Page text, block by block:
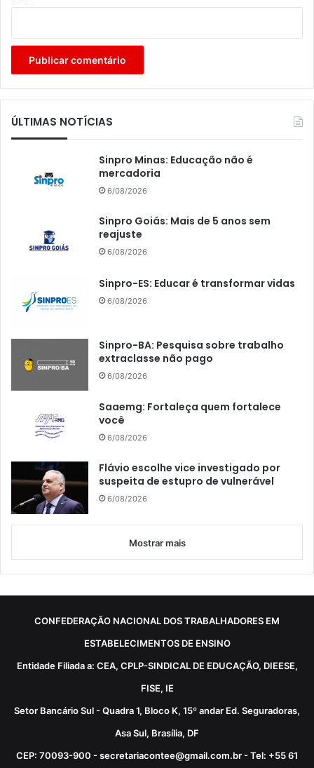
ÚLTIMAS NOTÍCIAS
Sinpro Minas: Educação não é
mercadoria
6/08/2026
Sinpro Goiás: Mais de 5 anos sem
reajuste
6/08/2026
Sinpro-ES: Educar é transformar vidas
6/08/2026
Sinpro-BA: Pesquisa sobre trabalho
extraclasse não pago
6/08/2026
Saaemg: Fortaleça quem fortalece
você
6/08/2026
Flávio escolhe vice investigado por
suspeita de estupro de vulnerável
6/08/2026
Mostrar mais
CONFEDERAÇÃO NACIONAL DOS TRABALHADORES EM
ESTABELECIMENTOS DE ENSINO
Entidade Filiada a: CEA, CPLP-SINDICAL DE EDUCAÇÃO, DIEESE,
FISE, IE
Setor Bancário Sul - Quadra 1, Bloco K, 15º andar Ed. Seguradoras,
Asa Sul, Brasília, DF
CEP: 70093-900 - secretariacontee@gmail.com.br - Tel: +55 61